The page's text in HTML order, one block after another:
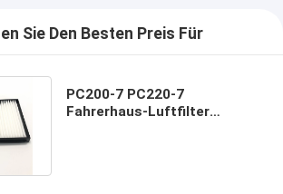
Sie Den Besten Preis Für
PC200-7 PC220-7
Fahrerhaus-Luftfilter